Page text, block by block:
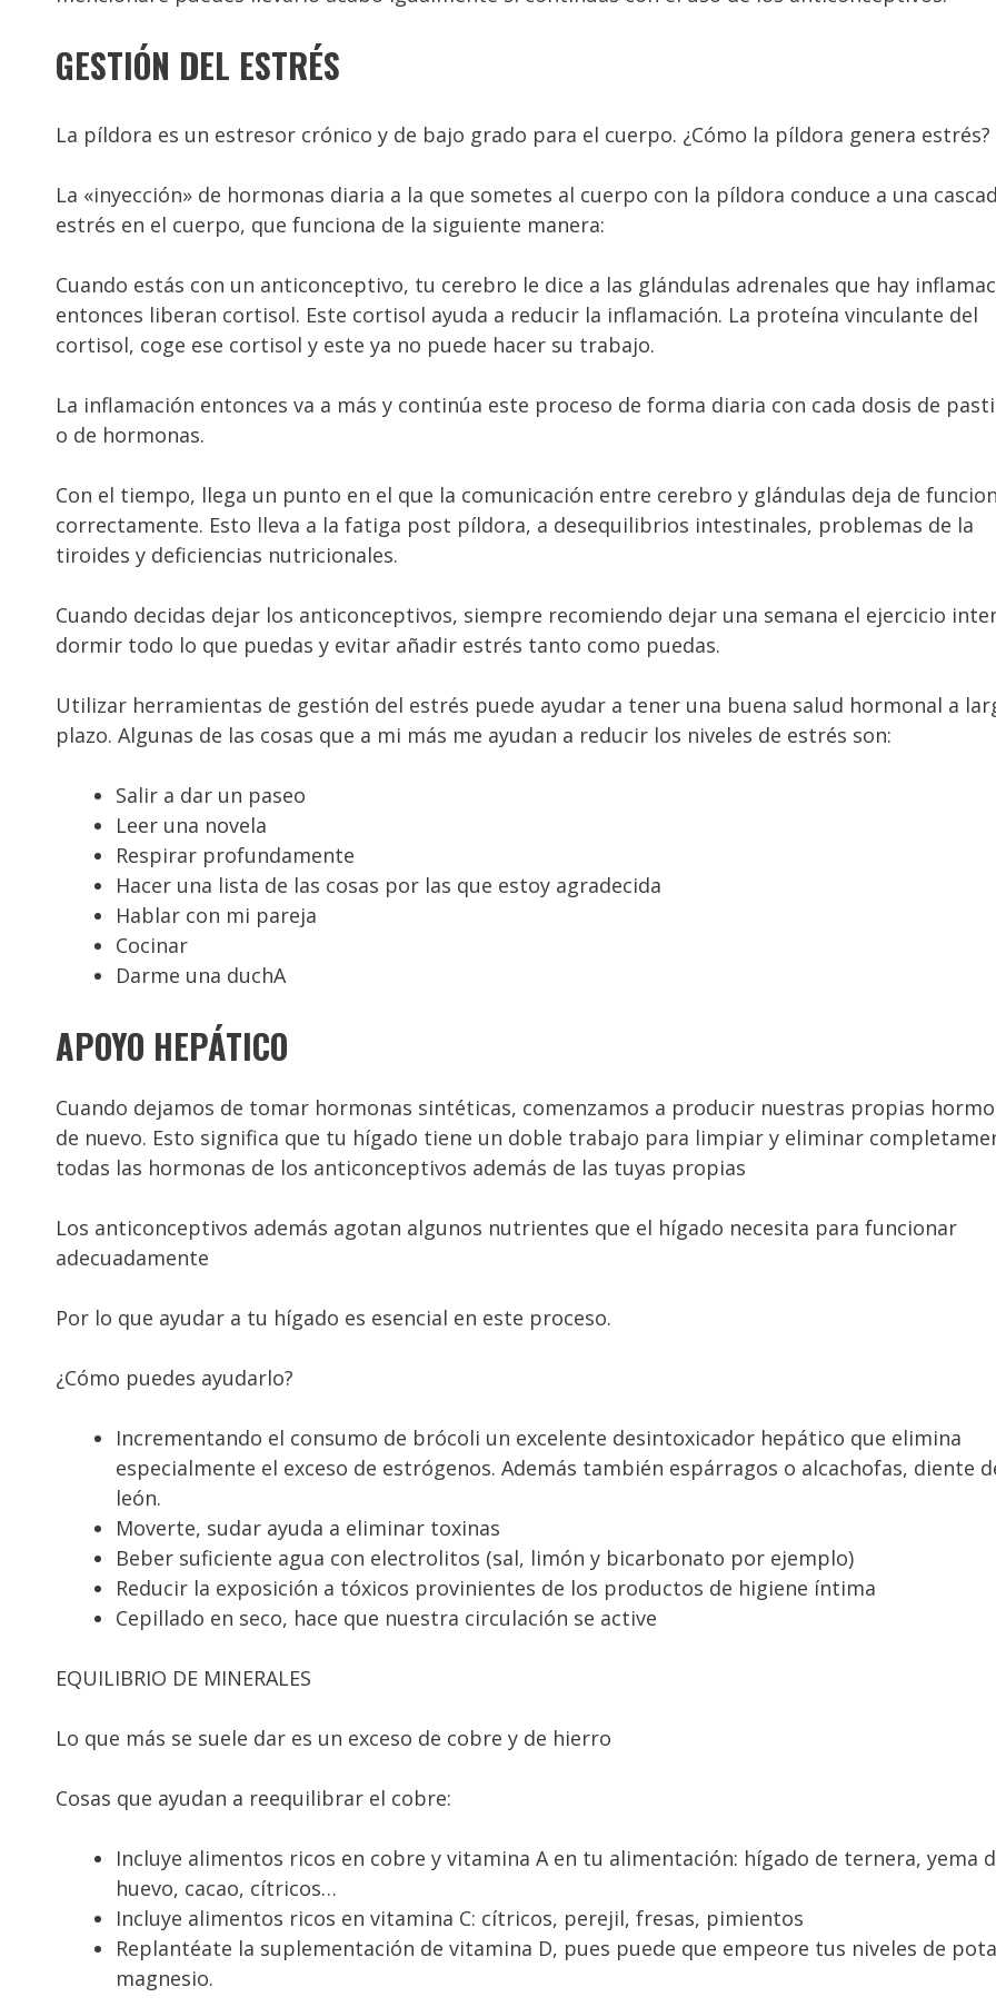
GESTIÓN DEL ESTRÉS
La píldora es un estresor crónico y de bajo grado para el cuerpo. ¿Cómo la píldora genera estrés?
La «inyección» de hormonas diaria a la que sometes al cuerpo con la píldora conduce a una
estrés en el cuerpo, que funciona de la siguiente manera:
Cuando estás con un anticonceptivo, tu cerebro le dice a las glándulas adrenales que hay
entonces liberan cortisol. Este cortisol ayuda a reducir la inflamación. La proteína vinculante del
cortisol, coge ese cortisol y este ya no puede hacer su trabajo.
La inflamación entonces va a más y continúa este proceso de forma diaria con cada dosis de
o de hormonas.
Con el tiempo, llega un punto en el que la comunicación entre cerebro y glándulas deja de
correctamente. Esto lleva a la fatiga post píldora, a desequilibrios intestinales, problemas de la
tiroides y deficiencias nutricionales.
Cuando decidas dejar los anticonceptivos, siempre recomiendo dejar una semana el ejercicio
dormir todo lo que puedas y evitar añadir estrés tanto como puedas.
Utilizar herramientas de gestión del estrés puede ayudar a tener una buena salud hormonal a
plazo. Algunas de las cosas que a mi más me ayudan a reducir los niveles de estrés son:
Salir a dar un paseo
Leer una novela
Respirar profundamente
Hacer una lista de las cosas por las que estoy agradecida
Hablar con mi pareja
Cocinar
Darme una duchA
APOYO HEPÁTICO
Cuando dejamos de tomar hormonas sintéticas, comenzamos a producir nuestras propias
de nuevo. Esto significa que tu hígado tiene un doble trabajo para limpiar y eliminar
todas las hormonas de los anticonceptivos además de las tuyas propias
Los anticonceptivos además agotan algunos nutrientes que el hígado necesita para funcionar
adecuadamente
Por lo que ayudar a tu hígado es esencial en este proceso.
¿Cómo puedes ayudarlo?
Incrementando el consumo de brócoli un excelente desintoxicador hepático que elimina
especialmente el exceso de estrógenos. Además también espárragos o alcachofas, diente
león.
Moverte, sudar ayuda a eliminar toxinas
Beber suficiente agua con electrolitos (sal, limón y bicarbonato por ejemplo)
Reducir la exposición a tóxicos provinientes de los productos de higiene íntima
Cepillado en seco, hace que nuestra circulación se active
EQUILIBRIO DE MINERALES
Lo que más se suele dar es un exceso de cobre y de hierro
Cosas que ayudan a reequilibrar el cobre:
Incluye alimentos ricos en cobre y vitamina A en tu alimentación: hígado de ternera, yema
huevo, cacao, cítricos…
Incluye alimentos ricos en vitamina C: cítricos, perejil, fresas, pimientos
Replantéate la suplementación de vitamina D, pues puede que empeore tus niveles de
magnesio.